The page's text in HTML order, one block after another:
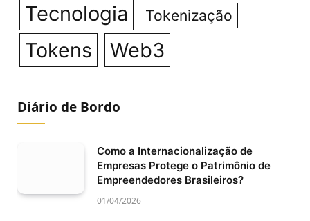
Tecnologia Tokenização
Tokens Web3
Diário de Bordo
Como a Internacionalização de
Empresas Protege o Patrimônio de
Empreendedores Brasileiros?
01/04/2026